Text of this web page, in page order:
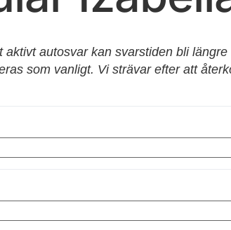
autosvar kan svarstiden bli
som vanligt. Vi strävar efter att